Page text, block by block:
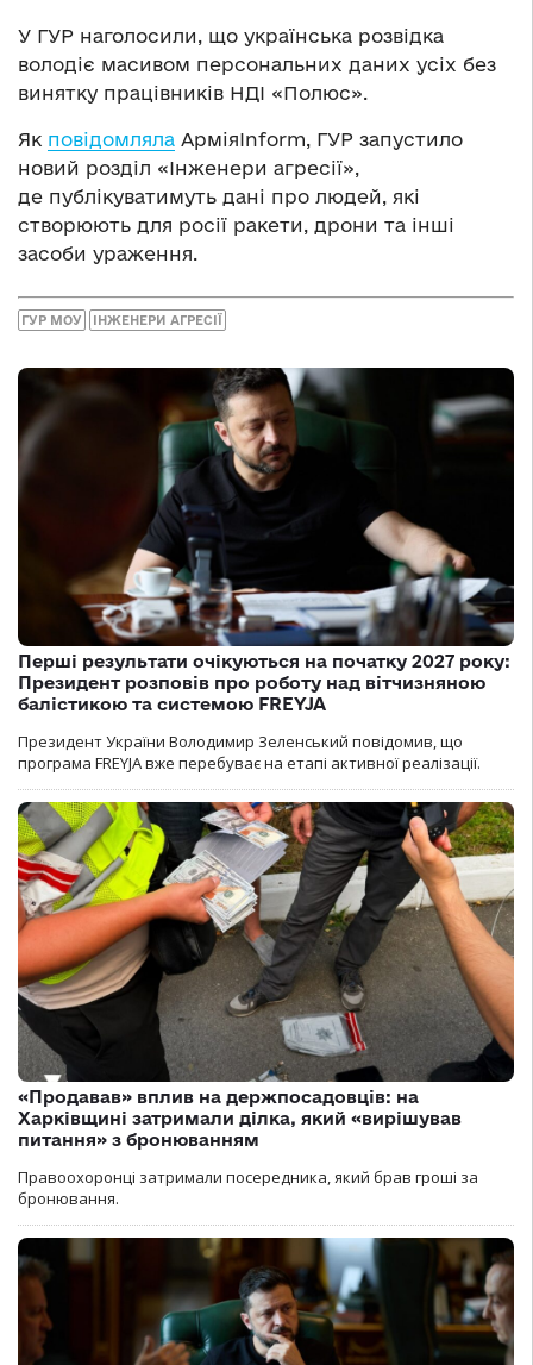
У ГУР наголосили, що українська розвідка
володіє масивом персональних даних усіх без
винятку працівників НДІ «Полюс».
Як повідомляла АрміяInform, ГУР запустило
новий розділ «Інженери агресії»,
де публікуватимуть дані про людей, які
створюють для росії ракети, дрони та інші
засоби ураження.
ГУР МОУ ІНЖЕНЕРИ АГРЕСІЇ
Перші результати очікуються на початку 2027 року:
Президент розповів про роботу над вітчизняною
балістикою та системою FREYJA
Президент України Володимир Зеленський повідомив, що
програма FREYJA вже перебуває на етапі активної реалізації.
«Продавав» вплив на держпосадовців: на
Харківщині затримали ділка, який «вирішував
питання» з бронюванням
Правоохоронці затримали посередника, який брав гроші за
бронювання.